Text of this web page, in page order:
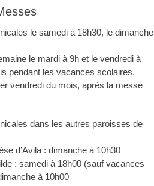
le samedi à 18h30, le dimanche
le mardi à 9h et le vendredi à
pendant les vacances scolaires.
vendredi du mois, après la messe
dans les autres paroisses de
d’Avila : dimanche à 10h30
: samedi à 18h00 (sauf vacances
à 10h00